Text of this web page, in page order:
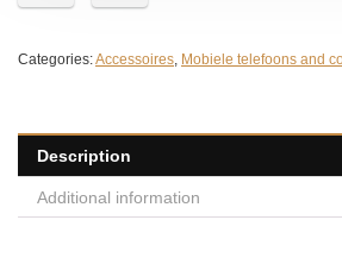
Categories:Accessoires, Mobiele telefoons and
Description
Additional information